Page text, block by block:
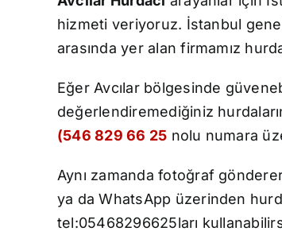
hizmeti veriyoruz. İstanbul
arasında yer alan firmamız
Eğer Avcılar bölgesinde
değerlendiremediğiniz
(546 829 66 25 nolu numara
Aynı zamanda fotoğraf
ya da WhatsApp üzerinden
tel:05468296625ları